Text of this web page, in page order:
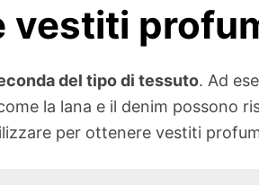
vestiti
del tipo di tessuto. Ad
la lana e il denim possono
per ottenere vestiti